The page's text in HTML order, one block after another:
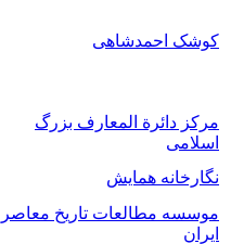
کوشک احمدشاهی
مرکز دائرة المعارف بزرگ
اسلامی
نگارخانه همایش
موسسه مطالعات تاریخ معاصر
ایران